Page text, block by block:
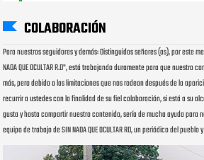
COLABORACIÓN
Para nuestros seguidores y demás: Distinguidos señores (as), por este
NADA QUE OCULTAR R.D", está trabajando duramente para que nuestro
más, pero debido a las limitaciones que nos rodean después de la
recurrir a ustedes con la finalidad de su fiel colaboración, si está a su
gusta y hasta compartir nuestro contenido, sería de mucha ayuda para
equipo de trabajo de SIN NADA QUE OCULTAR RD, un periódico del